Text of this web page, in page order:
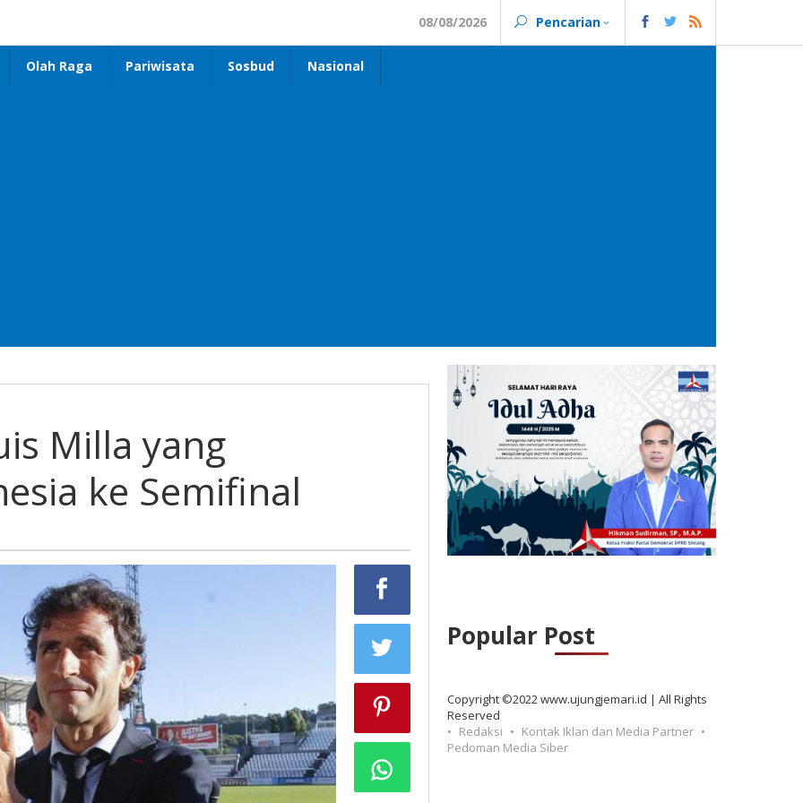
08/08/2026 Pencarian
Olah Raga Pariwisata Sosbud Nasional
Milla yang
ke Semifinal
Popular Post
Copyright ©2022 www.ujungjemari.id | All Rights
Reserved
Redaksi
Kontak Iklan dan Media Partner
Pedoman Media Siber